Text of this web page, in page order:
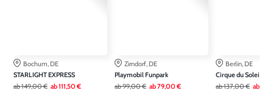
Bochum, DE
STARLIGHT EXPRESS
ab149,00 € ab111,50 €
Zirndorf, DE
Playmobil Funpark
ab99,00 € ab79,00 €
Berlin, DE
Cirque du Soleil
ab137,00 € ab